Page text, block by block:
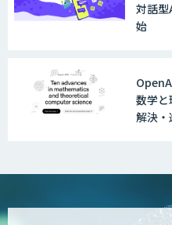
AI受託
低コス
対話
始
数学と
解決・